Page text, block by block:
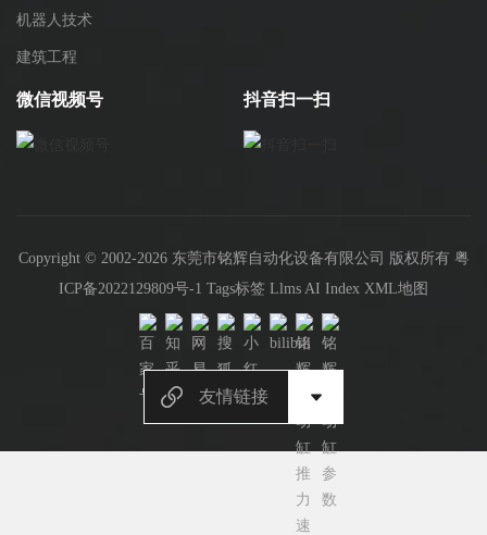
机器人技术
建筑工程
微信视频号 抖音扫一扫
Copyright © 2002-2026 东莞市铭辉自动化设备有限公司 版权所有 粤
ICP备2022129809号-1 Tags标签 Llms AI Index XML地图
友情链接